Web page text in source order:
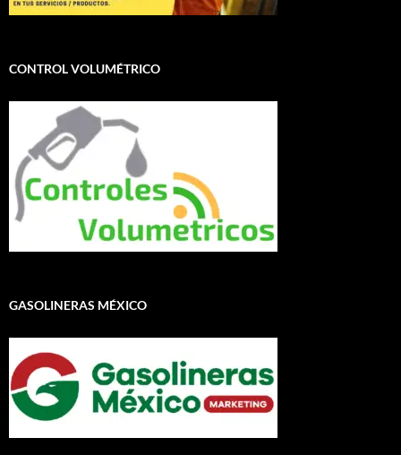
CONTROL VOLUMÉTRICO
GASOLINERAS MÉXICO